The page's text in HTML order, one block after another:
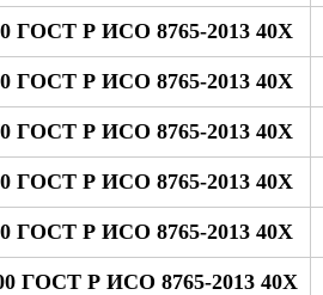
ГОСТ Р ИСО 8765-2013 40Х
ГОСТ Р ИСО 8765-2013 40Х
ГОСТ Р ИСО 8765-2013 40Х
ГОСТ Р ИСО 8765-2013 40Х
ГОСТ Р ИСО 8765-2013 40Х
ГОСТ Р ИСО 8765-2013 40Х